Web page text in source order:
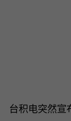
台积电突然宣